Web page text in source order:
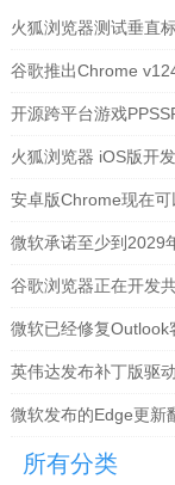
火狐浏览器测试垂直
谷歌推出Chrome
开源跨平台游戏
火狐浏览器 iOS版开
安卓版Chrome现在可
微软承诺至少到2029
谷歌浏览器正在开发
微软已经修复Outlook
英伟达发布补丁版驱
微软发布的Edge更新
所有分类